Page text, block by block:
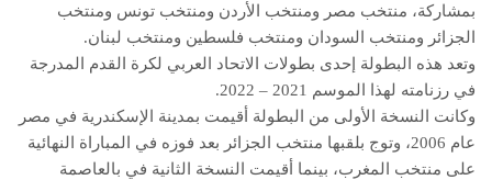
بمشاركة، منتخب مصر ومنتخب الأردن ومنتخب تونس ومنتخب
الجزائر ومنتخب السودان ومنتخب فلسطين ومنتخب لبنان.
وتعد هذه البطولة إحدى بطولات الاتحاد العربي لكرة القدم المدرجة
في رزنامته لهذا الموسم 2021 – 2022.
وكانت النسخة الأولى من البطولة أقيمت بمدينة الإسكندرية في مصر
عام 2006، وتوج بلقبها منتخب الجزائر بعد فوزه في المباراة النهائية
على منتخب المغرب، بينما أقيمت النسخة الثانية في بالعاصمة